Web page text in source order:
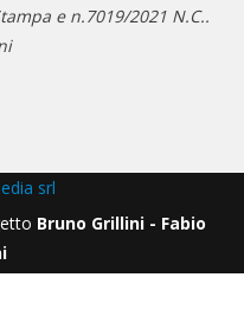
e n.7019/2021 N.C..
srl
Bruno Grillini - Fabio